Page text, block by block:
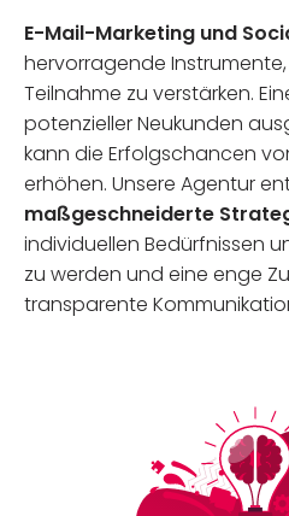
E-Mail-Marketing und
hervorragende
Teilnahme zu verstärken.
potenzieller Neukunden
kann die Erfolgschancen
erhöhen. Unsere Agentur
maßgeschneiderte
individuellen Bedürfnissen
zu werden und eine enge
transparente